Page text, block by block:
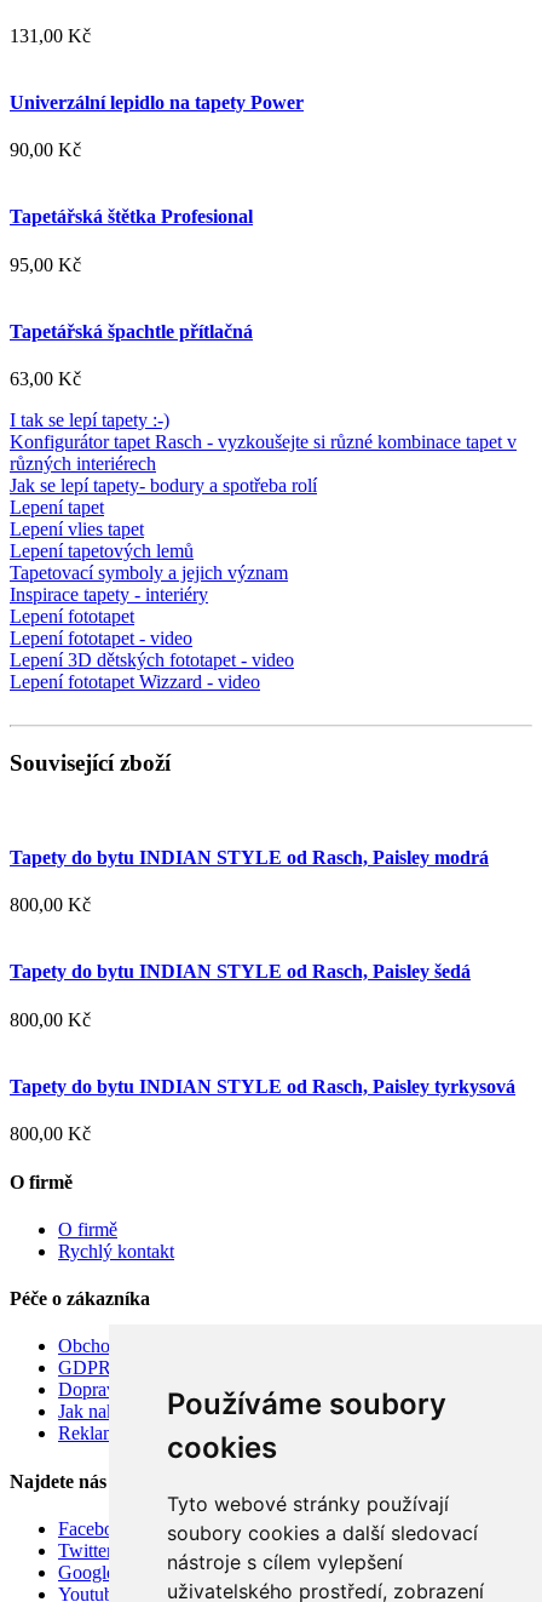
Používáme soubory
cookies
Tyto webové stránky používají
soubory cookies a další sledovací
nástroje s cílem vylepšení
uživatelského prostředí, zobrazení
131,00 Kč
Univerzální lepidlo na tapety Power
90,00 Kč
Tapetářská štětka Profesional
95,00 Kč
Tapetářská špachtle přítlačná
63,00 Kč
I tak se lepí tapety :-)
Konfigurátor tapet Rasch - vyzkoušejte si různé kombinace tapet v
různých interiérech
Jak se lepí tapety- bodury a spotřeba rolí
Lepení tapet
Lepení vlies tapet
Lepení tapetových lemů
Tapetovací symboly a jejich význam
Inspirace tapety - interiéry
Lepení fototapet
Lepení fototapet - video
Lepení 3D dětských fototapet - video
Lepení fototapet Wizzard - video
Související zboží
Tapety do bytu INDIAN STYLE od Rasch, Paisley modrá
800,00 Kč
Tapety do bytu INDIAN STYLE od Rasch, Paisley šedá
800,00 Kč
Tapety do bytu INDIAN STYLE od Rasch, Paisley tyrkysová
800,00 Kč
O firmě
O firmě
Rychlý kontakt
Péče o zákazníka
Obchodní podmínky
GDPR
Doprava
Jak nakupovat
Reklamace
Najdete nás
Facebook
Twitter
Google
Youtube